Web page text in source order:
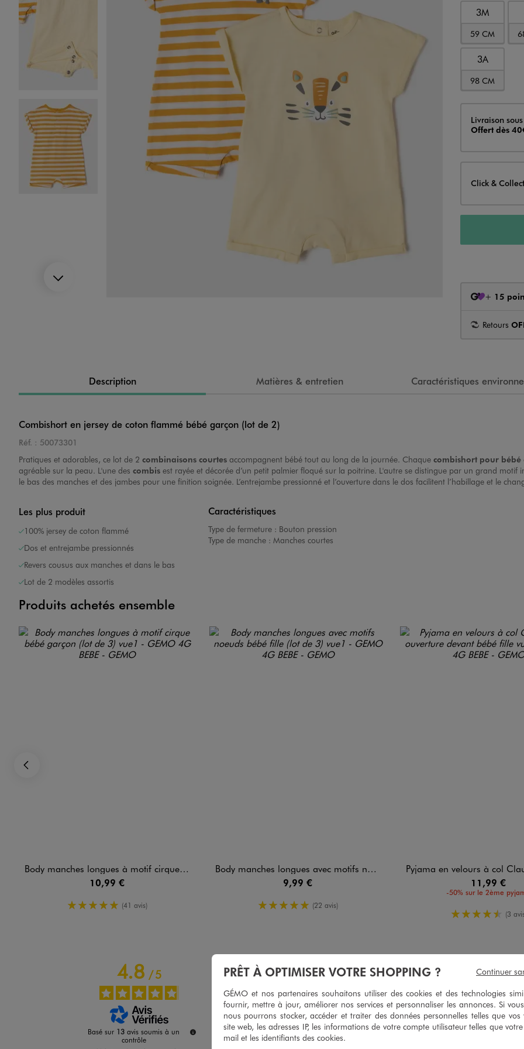
Image 1 sur 5
Image 2 sur 5
3M
59 CM
3A
98 CM
Livraison
Livraison
Offert dès
Click &
+ 15
Retours
Description Matières & entretien Caractéristiques
Combishort en jersey de coton flammé bébé garçon (lot de 2)
Réf. : 50073301
Pratiques et adorables, ce lot de 2 combinaisons courtes accompagnent bébé tout au long de la journée. Chaque combishort pour bébé
agréable sur la peau. L'une des combis est rayée et décorée d’un petit palmier floqué sur la poitrine. L'autre se distingue par un grand motif
le bas des manches et des jambes pour une finition soignée. L’entrejambe pressionné et l’ouverture dans le dos facilitent l’habillage et le
Les plus produit
100% jersey de coton flammé
Dos et entrejambe pressionnés
Revers cousus aux manches et dans le bas
Lot de 2 modèles assortis
Caractéristiques
Type de fermeture : Bouton pression
Type de manche : Manches courtes
Produits achetés ensemble
Body manches longues à motif cirque bébé garçon (lot de 3)
10,99 €
5/5 de moyenne
(41 avis)
Body manches longues avec motifs noeuds bébé fille (lot de 3)
9,99 €
5/5 de moyenne
(22 avis)
Pyjama en velours à col Claudine et ouverture
11,99 €
-50% sur le 2ème
4.5/5 de
(3
4.8/5
Basé sur 13 avis soumis à un
contrôle
4/5
Bonne qualité
Avis du27/07/2026 , suite à une expérience du10/07/2026 parBrunella
Utile(0) Signaler
PRÊT À OPTIMISER VOTRE SHOPPING ?
GÉMO et nos partenaires souhaitons utiliser des cookies et des technologies
fournir, mettre à jour, améliorer nos services et personnaliser les annonces. Si
nous pourrons stocker, accéder et traiter des données personnelles telles que vos
site web, les adresses IP, les informations de votre compte utilisateur telles que
mail et les identifiants des cookies.
Continuer